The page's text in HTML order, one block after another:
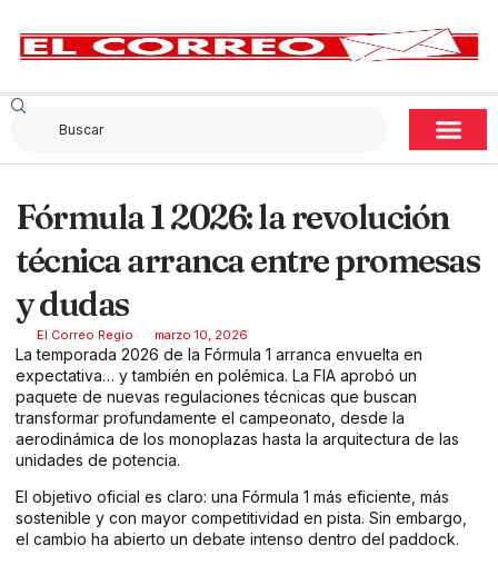
Fórmula 1 2026: la revolución
técnica arranca entre promesas
y dudas
El Correo Regio marzo 10, 2026
La temporada 2026 de la Fórmula 1 arranca envuelta en
expectativa… y también en polémica. La FIA aprobó un
paquete de nuevas regulaciones técnicas que buscan
transformar profundamente el campeonato, desde la
aerodinámica de los monoplazas hasta la arquitectura de las
unidades de potencia.
El objetivo oficial es claro: una Fórmula 1 más eficiente, más
sostenible y con mayor competitividad en pista. Sin embargo,
el cambio ha abierto un debate intenso dentro del paddock.